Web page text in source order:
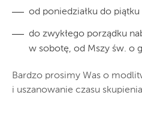
od poniedziałku do
do zwykłego porządku
w sobotę, od Mszy św. o
Bardzo prosimy Was o
i uszanowanie czasu